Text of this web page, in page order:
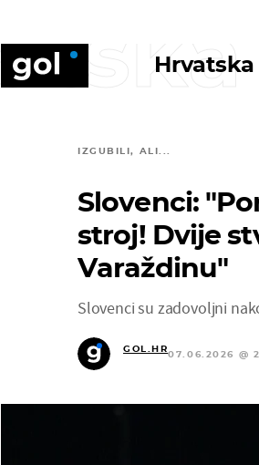
IZGUBILI, ALI...
Slovenci:
stroj! Dvije
Varaždinu"
Slovenci su zadovoljni
GOL.HR
07.06.2026 @